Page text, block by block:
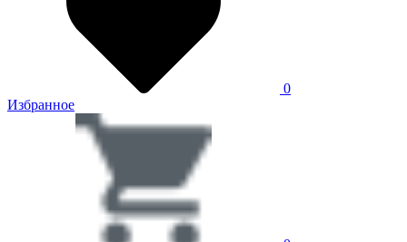
0
Избранное